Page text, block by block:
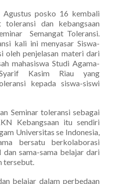
Agustus posko 16 kembali
toleransi dan kebangsaan
Semangat Toleransi.
kali ini menyasar Siswa-
penjelasan materi dari
mahasiswa Studi Agama-
Kasim Riau yang
kepada siswa-siswi
Seminar toleransi sebagai
Kebangsaan itu sendiri
Universitas se Indonesia,
bersatu berkolaborasi
sama-sama belajar dari
tersebut.
belajar dalam perbedaan